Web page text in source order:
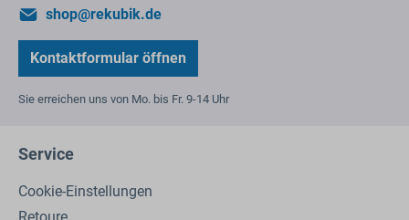
shop@rekubik.de
Kontaktformular öffnen
Sie erreichen uns von Mo. bis Fr. 9-14 Uhr
Service
Cookie-Einstellungen